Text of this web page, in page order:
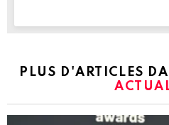
PLUS D'ARTICLES